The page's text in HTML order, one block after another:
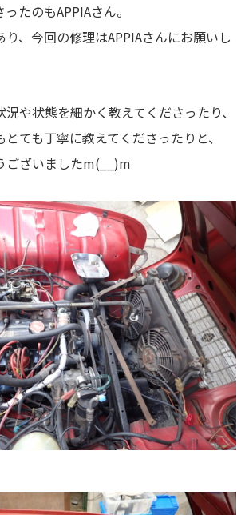
たのもAPPIAさん。
り、今回の修理はAPPIAさんにお願いし
や状態を細かく教えてくださったり、
ても丁寧に教えてくださったりと、
ございましたm(__)m